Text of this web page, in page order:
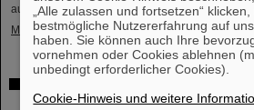
ausgezeichnet, der mit drei Millionen US-Dollar
Mehr »
aus einer Kernreaktion
„Alle zulassen und fortsetzen“
bestmögliche Nutzererfahrung auf
haben. Sie können auch Ihre
vornehmen oder Cookies ablehnen
unbedingt erforderlicher Cookies).
Cookie-Hinweis und weitere